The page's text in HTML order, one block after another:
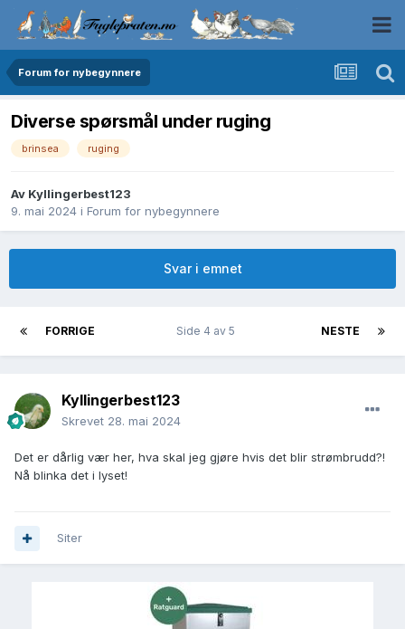
Forum for nybegynnere
Diverse spørsmål under ruging
brinsea ruging
Av Kyllingerbest123
9. mai 2024 i Forum for nybegynnere
Svar i emnet
FORRIGE NESTE
Side 4 av 5
Kyllingerbest123
Skrevet 28. mai 2024
Det er dårlig vær her, hva skal jeg gjøre hvis det blir strømbrudd?!
Nå blinka det i lyset!
Siter